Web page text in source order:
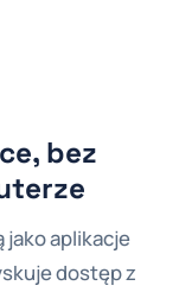
bez
jako aplikacje
dostęp z